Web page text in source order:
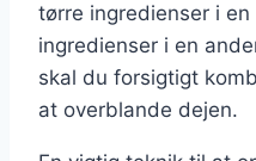
tørre ingredienser i
ingredienser i en
skal du forsigtigt
at overblande dejen.